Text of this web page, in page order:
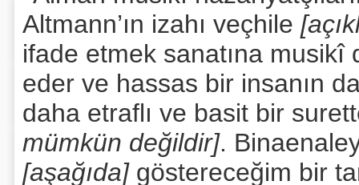
Altmann’ın izahı veçhile
ifade etmek sanatına
eder ve hassas bir insanın
daha etraflı ve basit bir
mümkün değildir].
[aşağıda] göstereceğim bir